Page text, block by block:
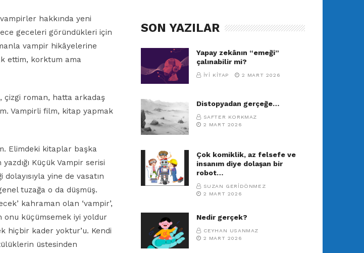
hakkında yeni
geceleri göründükleri için
vampir hikâyelerine
ettim, korktum ama
çizgi roman, hatta arkadaş
Vampirli film, kitap yapmak
Elimdeki kitaplar başka
Küçük Vampir serisi
yine de vasatın
tuzağa o da düşmüş.
kahraman olan ‘vampir’,
onu küçümsemek iyi yoldur
hiçbir kader yoktur’u. Kendi
üstesinden
SON YAZILAR
Yapay zekânın “emeği”
çalınabilir mi?
İYI KITAP 2 MART 2026
Distopyadan gerçeğe…
SAFTER KORKMAZ
2 MART 2026
Çok komiklik, az felsefe ve
insanım diye dolaşan bir
robot…
SUZAN GERIDÖNMEZ
2 MART 2026
Nedir gerçek?
CEYHAN USANMAZ
2 MART 2026